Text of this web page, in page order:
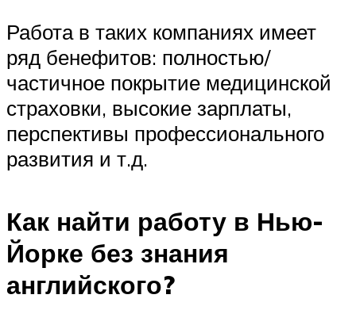
Работа в таких компаниях имеет
ряд бенефитов: полностью/
частичное покрытие медицинской
страховки, высокие зарплаты,
перспективы профессионального
развития и т.д.
Как найти работу в Нью-
Йорке без знания
английского?